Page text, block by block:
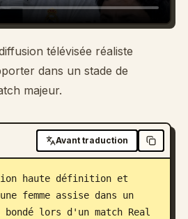
télévisée réaliste
dans un stade de
majeur.
Avant traduction
haute définition et
femme assise dans un
lors d'un match Real